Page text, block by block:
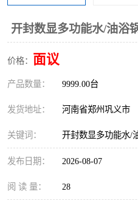
开封数显多功能水/油浴
价格： 面议
产品数量： 9999.00台
发货地址： 河南省郑州巩义市
关键词： 开封数显多功能水/
发布日期： 2026-08-07
阅 读 量： 28